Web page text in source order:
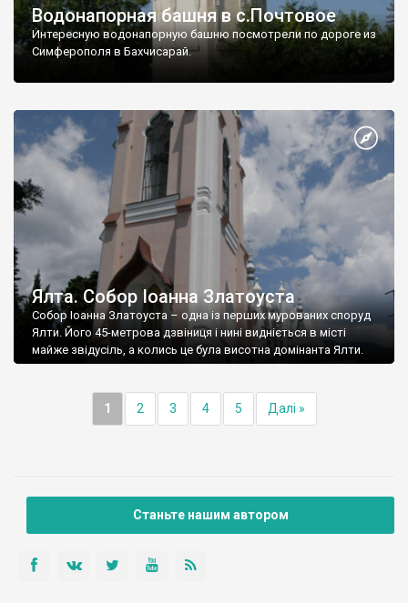
Водонапорная башня в с.Почтовое
Интересную водонапорную башню посмотрели по дороге из
Симферополя в Бахчисарай.
Ялта. Собор Іоанна Златоуста
Собор Іоанна Златоуста – одна із перших мурованих споруд
Ялти. Його 45-метрова дзвіниця і нині видніється в місті
майже звідусіль, а колись це була висотна домінанта Ялти.
1 2 3 4 5 Далі »
Станьте нашим автором